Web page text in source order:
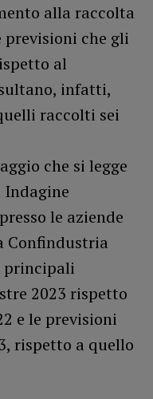
alla raccolta
che gli
al
infatti,
raccolti sei
che si legge
Indagine
le aziende
Confindustria
principali
2023 rispetto
e le previsioni
rispetto a quello